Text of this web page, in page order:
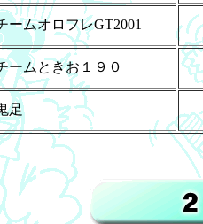
ムオロフレGT2001
ムときお１９０
足